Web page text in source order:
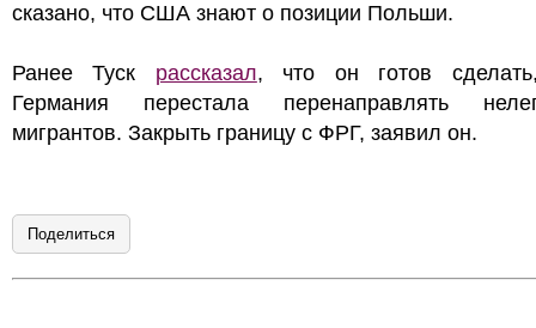
сказано, что США знают о позиции Польши.
Ранее Туск рассказал, что он готов
Германия перестала перенаправлять
мигрантов. Закрыть границу с ФРГ, заявил он.
Поделиться